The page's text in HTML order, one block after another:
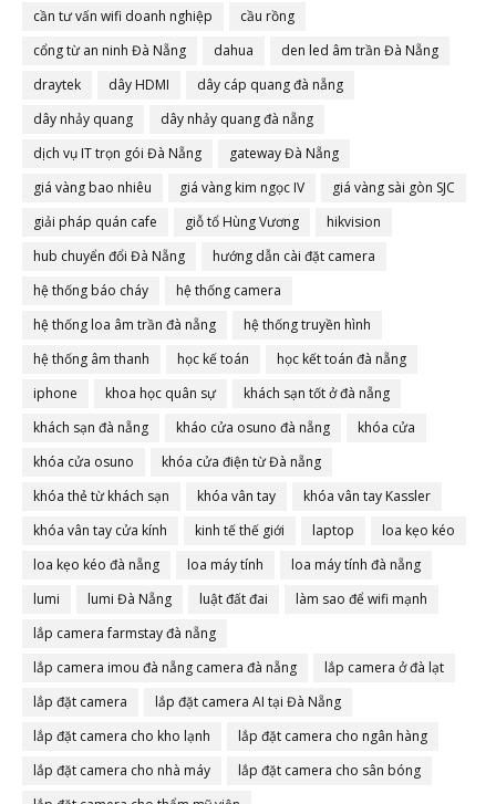
cần tư vấn wifi doanh nghiệp
cầu rồng
cổng từ an ninh Đà Nẵng
dahua
den led âm trần Đà Nẵng
draytek
dây HDMI
dây cáp quang đà nẵng
dây nhảy quang
dây nhảy quang đà nẵng
dịch vụ IT trọn gói Đà Nẵng
gateway Đà Nẵng
giá vàng bao nhiêu
giá vàng kim ngọc IV
giá vàng sài gòn SJC
giải pháp quán cafe
giỗ tổ Hùng Vương
hikvision
hub chuyển đổi Đà Nẵng
hướng dẫn cài đặt camera
hệ thống báo cháy
hệ thống camera
hệ thống loa âm trần đà nẵng
hệ thống truyền hình
hệ thống âm thanh
học kế toán
học kết toán đà nẵng
iphone
khoa học quân sự
khách sạn tốt ở đà nẵng
khách sạn đà nẵng
kháo cửa osuno đà nẵng
khóa cửa
khóa cửa osuno
khóa cửa điện từ Đà nẵng
khóa thẻ từ khách sạn
khóa vân tay
khóa vân tay Kassler
khóa vân tay cửa kính
kinh tế thế giới laptop
loa kẹo kéo
loa kẹo kéo đà nẵng
loa máy tính
loa máy tính đà nẵng
lumi
lumi Đà Nẵng luật đất đai
làm sao để wifi mạnh
lắp camera farmstay đà nẵng
lắp camera imou đà nẵng camera đà nẵng
lắp camera ở đà lạt
lắp đặt camera
lắp đặt camera AI tại Đà Nẵng
lắp đặt camera cho kho lạnh
lắp đặt camera cho ngân hàng
lắp đặt camera cho nhà máy
lắp đặt camera cho sân bóng